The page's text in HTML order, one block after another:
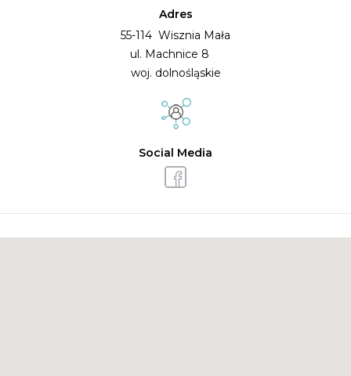
Adres
55-114 Wisznia Mała
ul. Machnice 8
woj. dolnośląskie
Social Media